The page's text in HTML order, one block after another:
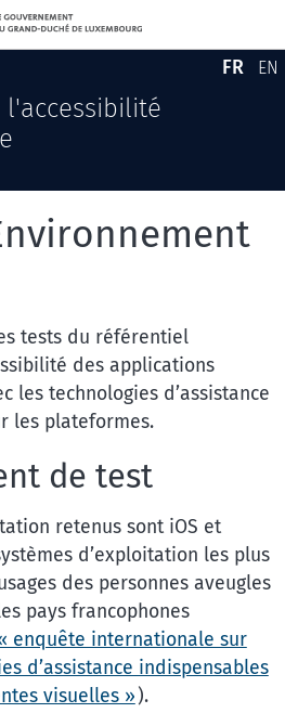
FR EN
tests du référentiel
des applications
les technologies d’assistance
les plateformes.
de test
retenus sont iOS et
d’exploitation les plus
des personnes aveugles
pays francophones
enquête internationale sur
d’assistance indispensables
visuelles »).